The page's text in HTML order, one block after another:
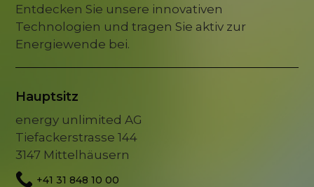
Entdecken Sie unsere innovativen
Technologien und tragen Sie aktiv zur
Energiewende bei.
Hauptsitz
energy unlimited AG
Tiefackerstrasse 144
3147 Mittelhäusern
+41 31 848 10 00